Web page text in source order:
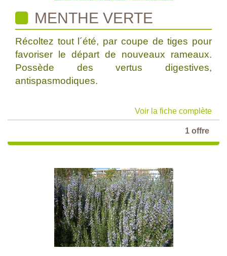
MENTHE VERTE
Récoltez tout l´été, par coupe de tiges pour
favoriser le départ de nouveaux rameaux.
Possède des vertus digestives,
antispasmodiques.
Voir la fiche complète
1 offre